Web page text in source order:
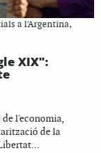
a l'Argentina,
XIX":
l'economia,
de la